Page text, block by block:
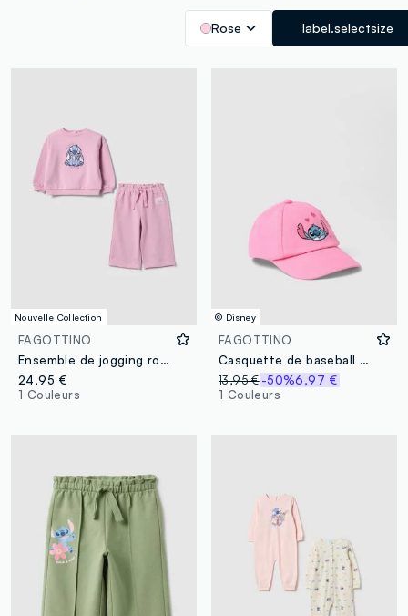
Rose label.selectsize
Nouvelle Collection
FAGOTTINO
Ensemble de jogging rose en pur coton avec broderie Lilo & Stitch pour fille
24,95 €
1 Couleurs
© Disney
FAGOTTINO
Casquette de baseball en coton pur rose pour fille avec Stitch
13,95 € -50%6,97 €
1 Couleurs